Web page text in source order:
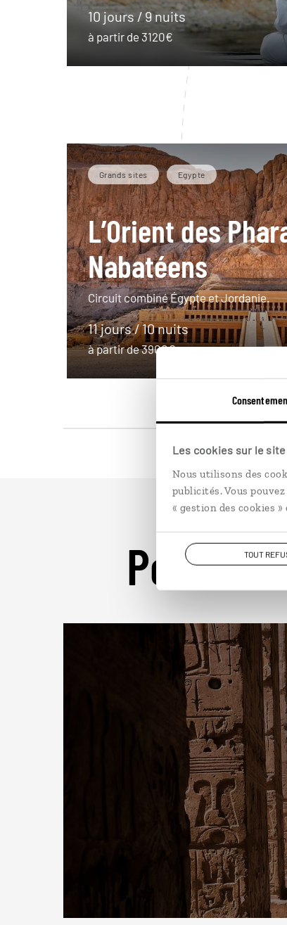
Les cookies sur le
Nous utilisons des
publicités. Vous
« gestion des cookies »
TOUT
10 jours / 9 nuits
à partir de 3120€
Grands sites Egypte
L’Orient des
Nabatéens
Circuit combiné Égypte et Jordanie.
11 jours / 10 nuits
à partir de 3900€
Pour